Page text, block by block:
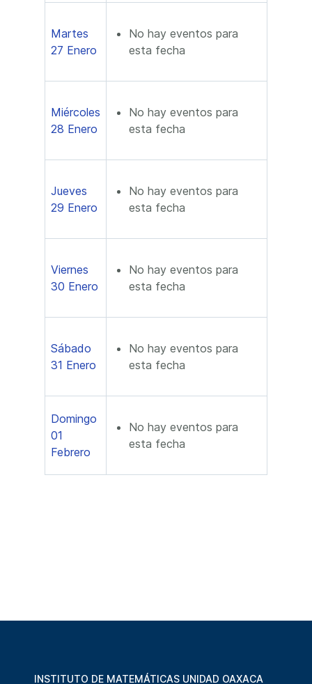
Martes
27 Enero
No hay eventos para
esta fecha
Miércoles
28 Enero
No hay eventos para
esta fecha
Jueves
29 Enero
No hay eventos para
esta fecha
Viernes
30 Enero
No hay eventos para
esta fecha
Sábado
31 Enero
No hay eventos para
esta fecha
Domingo
01
Febrero
No hay eventos para
esta fecha
INSTITUTO DE MATEMÁTICAS UNIDAD OAXACA